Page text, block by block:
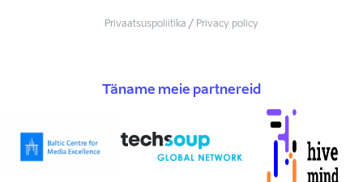
Privaatsuspoliitika / Privacy policy
Täname meie partnereid